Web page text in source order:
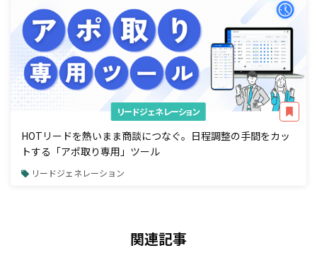
リードジェネレーション
HOTリードを熱いまま商談につなぐ。日程調整の手間をカッ
トする「アポ取り専用」ツール
リードジェネレーション
関連記事